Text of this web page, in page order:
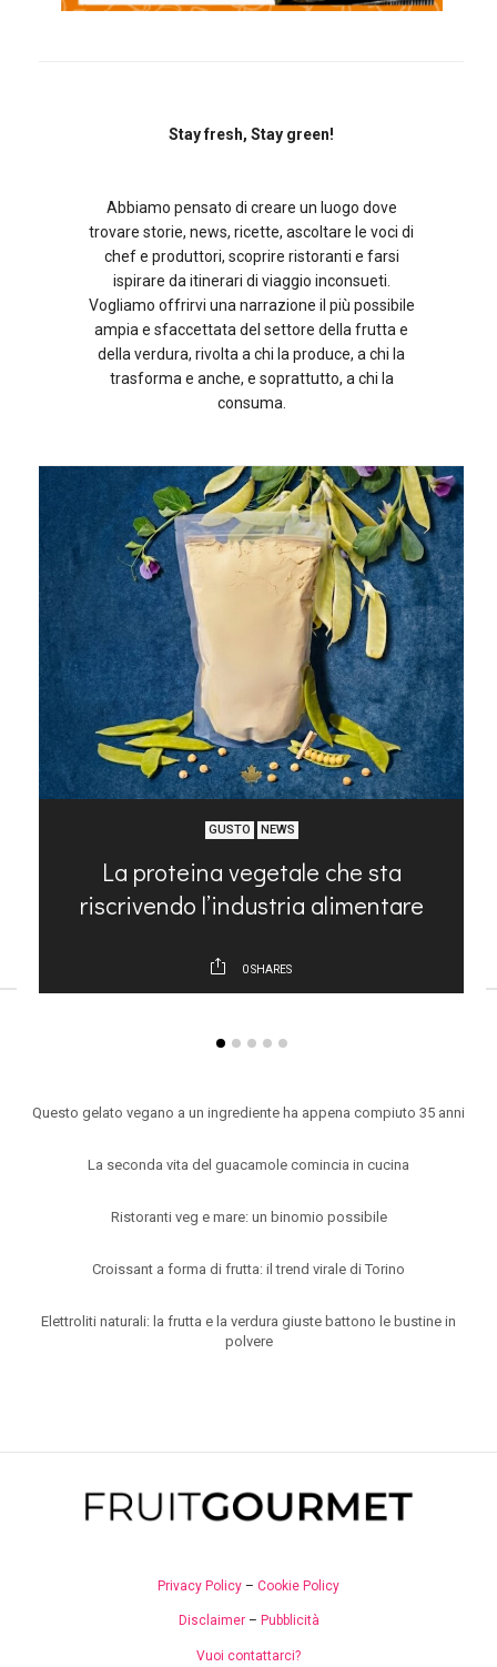
Stay fresh, Stay green!
Abbiamo pensato di creare un luogo dove
trovare storie, news, ricette, ascoltare le voci di
chef e produttori, scoprire ristoranti e farsi
ispirare da itinerari di viaggio inconsueti.
Vogliamo offrirvi una narrazione il più possibile
ampia e sfaccettata del settore della frutta e
della verdura, rivolta a chi la produce, a chi la
trasforma e anche, e soprattutto, a chi la
consuma.
GUSTO NEWS
La proteina vegetale che sta
riscrivendo l’industria alimentare
0SHARES
Questo gelato vegano a un ingrediente ha appena compiuto 35 anni
La seconda vita del guacamole comincia in cucina
Ristoranti veg e mare: un binomio possibile
Croissant a forma di frutta: il trend virale di Torino
Elettroliti naturali: la frutta e la verdura giuste battono le bustine in
polvere
Privacy Policy – Cookie Policy
Disclaimer– Pubblicità
Vuoi contattarci?